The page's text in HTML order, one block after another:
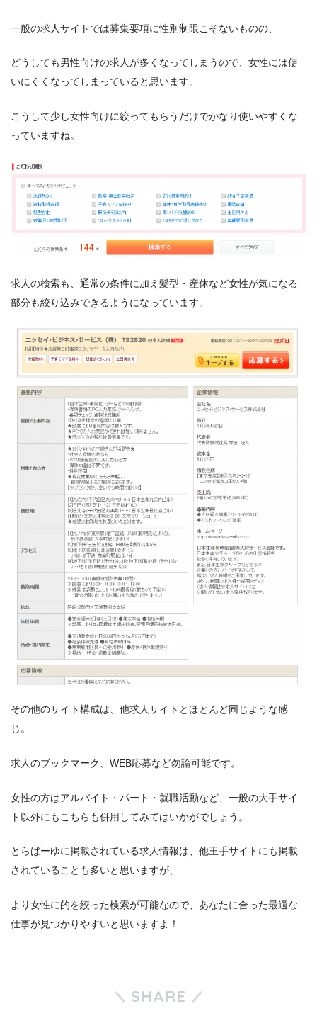
一般の求人サイトでは募集要項に性別制限こそないものの、
どうしても男性向けの求人が多くなってしまうので、女性には使
いにくくなってしまっていると思います。
こうして少し女性向けに絞ってもらうだけでかなり使いやすくな
っていますね。
求人の検索も、通常の条件に加え髪型・産休など女性が気になる
部分も絞り込みできるようになっています。
その他のサイト構成は、他求人サイトとほとんど同じような感
じ。
求人のブックマーク、WEB応募など勿論可能です。
女性の方はアルバイト・パート・就職活動など、一般の大手サイ
ト以外にもこちらも併用してみてはいかがでしょう。
とらばーゆに掲載されている求人情報は、他王手サイトにも掲載
されていることも多いと思いますが、
より女性に的を絞った検索が可能なので、あなたに合った最適な
仕事が見つかりやすいと思いますよ！
SHARE